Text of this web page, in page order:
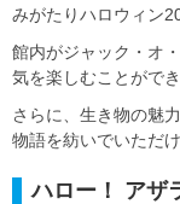
みがたりハロウィン
館内がジャック・オ
気を楽しむことができ
さらに、生き物の魅
物語を紡いでいただけ
ハロー！ アザ